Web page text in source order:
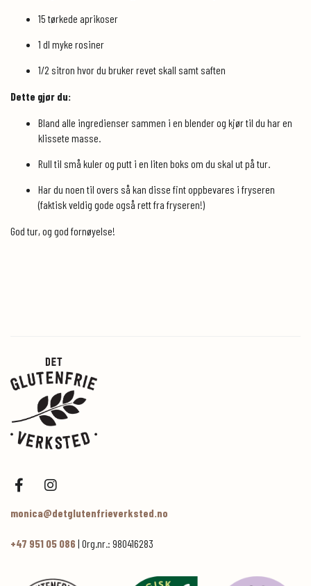
15 tørkede aprikoser
1 dl myke rosiner
1/2 sitron hvor du bruker revet skall samt saften
Dette gjør du:
Bland alle ingredienser sammen i en blender og kjør til du har en
klissete masse.
Rull til små kuler og putt i en liten boks om du skal ut på tur.
Har du noen til overs så kan disse fint oppbevares i fryseren
(faktisk veldig gode også rett fra fryseren!)
God tur, og god fornøyelse!
monica@detglutenfrieverksted.no
+47 951 05 086 | Org.nr.: 980416283